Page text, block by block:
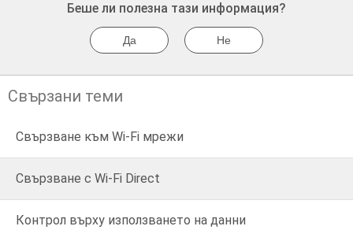
Беше ли полезна тази информация?
Да Не
Свързани теми
Свързване към Wi‑Fi мрежи
Свързване с Wi-Fi Direct
Контрол върху използването на данни